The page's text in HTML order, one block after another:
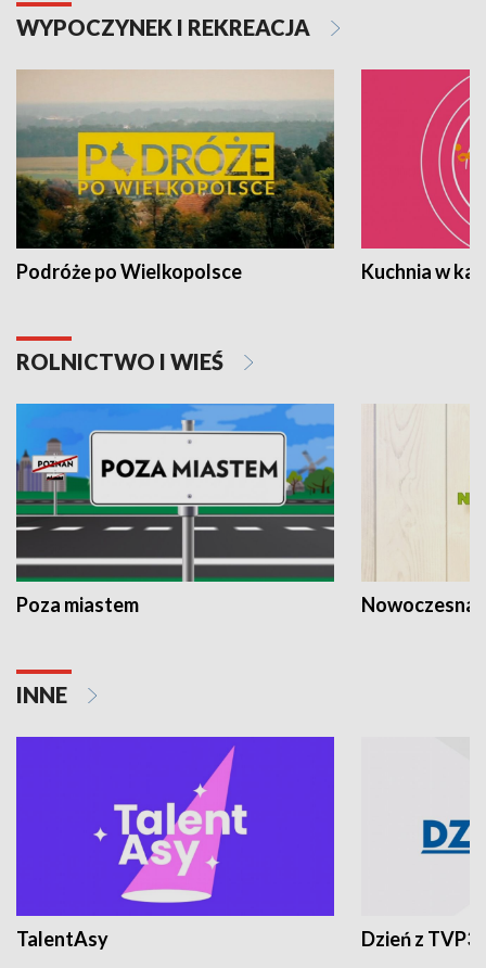
WYPOCZYNEK I REKREACJA
Podróże po Wielkopolsce Kuchnia w
ROLNICTWO I WIEŚ
Poza miastem Nowoczesna
INNE
TalentAsy Dzień z TVP3